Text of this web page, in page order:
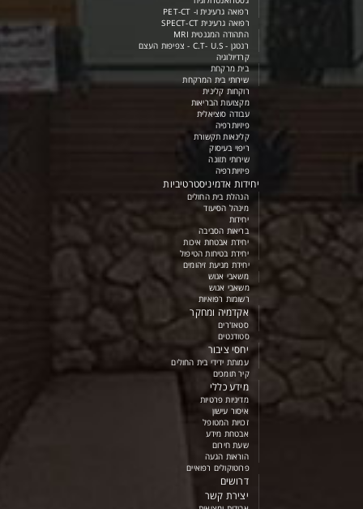
רפואה גרעינית ו- PET-CT
רפואה גרעינית SPECT-CT
התהודה המגנטית MRI
רנטגן - C.T- U.S - צפיפות העצם
קרדיולוגיה
בית מרקחת
שירותי בית המרקחת
רוקחות קלינית
מקצועות הבריאות
עבודה סוציאלית
פיזיותרפיה
קלינאות תקשורת
ריפוי בעיסוק
שירותי תזונה
פיזיותרפיה
יחידות אדמיניסטרטיביות
הנהלת בית החולים
מינהל הסיעוד
יחידות
בריאות הסביבה
יחידת אבטחת איכות
יחידת בטיחות הטיפול
יחידת מניעת זיהומים
משאבי אנוש
משאבי אנוש
רשומות רפואיות
אקדמיה ומחקר
סטאז'רים
סטודנטים
יחסי ציבור
עמותת ידידי בית החולים
קיר תומכים
מידע כללי
מדיניות פרטיות
איסור עישון
זכויות המטופל
אבטחת מידע
שעת חירום
הוראות הגעה
פרוטוקולים רפואיים
דרושים
יצירת קשר